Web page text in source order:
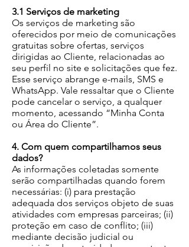
3.1 Serviços de marketing
Os serviços de marketing são
oferecidos por meio de comunicações
gratuitas sobre ofertas, serviços
dirigidas ao Cliente, relacionadas ao
seu perfil no site e solicitações que fez.
Esse serviço abrange e-mails, SMS e
WhatsApp. Vale ressaltar que o Cliente
pode cancelar o serviço, a qualquer
momento, acessando “Minha Conta
ou Área do Cliente”.
4. Com quem compartilhamos seus
dados?
As informações coletadas somente
serão compartilhadas quando forem
necessárias: (i) para prestação
adequada dos serviços objeto de suas
atividades com empresas parceiras; (ii)
proteção em caso de conflito; (iii)
mediante decisão judicial ou